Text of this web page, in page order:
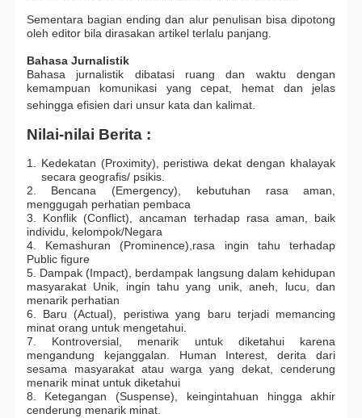
Sementara bagian ending dan alur penulisan bisa dipotong
oleh editor bila dirasakan artikel terlalu panjang.
Bahasa Jurnalistik
Bahasa jurnalistik dibatasi ruang dan waktu dengan
kemampuan komunikasi yang cepat, hemat dan jelas
sehingga efisien dari unsur kata dan kalimat.
Nilai-nilai Berita :
1. Kedekatan (Proximity), peristiwa dekat dengan khalayak
secara geografis/ psikis.
2. Bencana (Emergency), kebutuhan rasa aman,
menggugah perhatian pembaca
3. Konflik (Conflict), ancaman terhadap rasa aman, baik
individu, kelompok/Negara
4. Kemashuran (Prominence),rasa ingin tahu terhadap
Public figure
5. Dampak (Impact), berdampak langsung dalam kehidupan
masyarakat Unik, ingin tahu yang unik, aneh, lucu, dan
menarik perhatian
6. Baru (Actual), peristiwa yang baru terjadi memancing
minat orang untuk mengetahui.
7. Kontroversial, menarik untuk diketahui karena
mengandung kejanggalan. Human Interest, derita dari
sesama masyarakat atau warga yang dekat, cenderung
menarik minat untuk diketahui
8. Ketegangan (Suspense), keingintahuan hingga akhir
cenderung menarik minat.